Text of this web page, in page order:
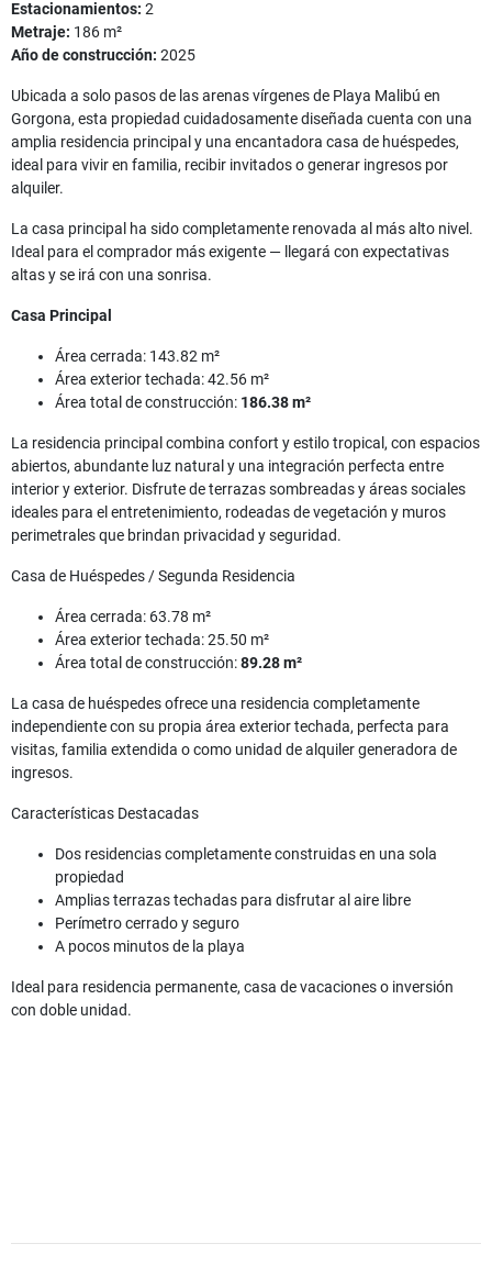
Estacionamientos: 2
Metraje: 186 m²
Año de construcción: 2025
Ubicada a solo pasos de las arenas vírgenes de Playa Malibú en
Gorgona, esta propiedad cuidadosamente diseñada cuenta con una
amplia residencia principal y una encantadora casa de huéspedes,
ideal para vivir en familia, recibir invitados o generar ingresos por
alquiler.
La casa principal ha sido completamente renovada al más alto nivel.
Ideal para el comprador más exigente — llegará con expectativas
altas y se irá con una sonrisa.
Casa Principal
Área cerrada: 143.82 m²
Área exterior techada: 42.56 m²
Área total de construcción: 186.38 m²
La residencia principal combina confort y estilo tropical, con espacios
abiertos, abundante luz natural y una integración perfecta entre
interior y exterior. Disfrute de terrazas sombreadas y áreas sociales
ideales para el entretenimiento, rodeadas de vegetación y muros
perimetrales que brindan privacidad y seguridad.
Casa de Huéspedes / Segunda Residencia
Área cerrada: 63.78 m²
Área exterior techada: 25.50 m²
Área total de construcción:89.28 m²
La casa de huéspedes ofrece una residencia completamente
independiente con su propia área exterior techada, perfecta para
visitas, familia extendida o como unidad de alquiler generadora de
ingresos.
Características Destacadas
Dos residencias completamente construidas en una sola
propiedad
Amplias terrazas techadas para disfrutar al aire libre
Perímetro cerrado y seguro
A pocos minutos de la playa
Ideal para residencia permanente, casa de vacaciones o inversión
con doble unidad.